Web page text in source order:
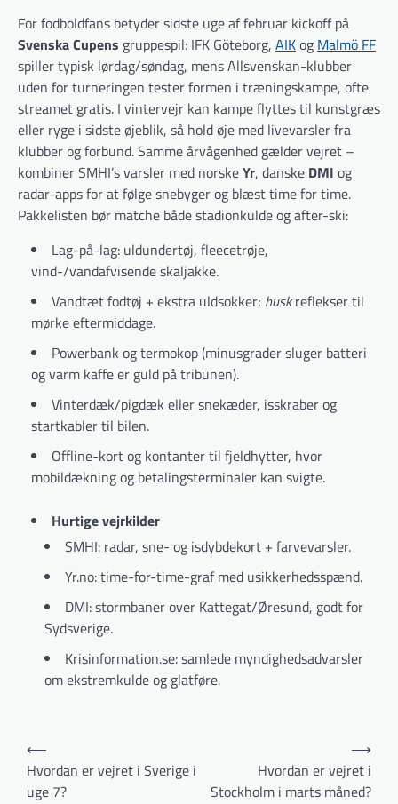
For fodboldfans betyder sidste uge af februar kickoff på
Svenska Cupens gruppespil: IFK Göteborg, AIKog Malmö FF
spiller typisk lørdag/søndag, mens Allsvenskan-klubber
uden for turneringen tester formen i træningskampe, ofte
streamet gratis. I vintervejr kan kampe flyttes til kunstgræs
eller ryge i sidste øjeblik, så hold øje med livevarsler fra
klubber og forbund. Samme årvågenhed gælder vejret –
kombiner SMHI’s varsler med norskeYr, danske DMI og
radar-apps for at følge snebyger og blæst time for time.
Pakkelisten bør matche både stadionkulde og after-ski:
Lag-på-lag: uldundertøj, fleecetrøje,
vind-/vandafvisende skaljakke.
Vandtæt fodtøj + ekstra uldsokker; huskreflekser til
mørke eftermiddage.
Powerbank og termokop (minusgrader sluger batteri
og varm kaffe er guld på tribunen).
Vinterdæk/pigdæk eller snekæder, isskraber og
startkabler til bilen.
Offline-kort og kontanter til fjeldhytter, hvor
mobildækning og betalingsterminaler kan svigte.
Hurtige vejrkilder
SMHI: radar, sne- og isdybdekort + farvevarsler.
Yr.no: time-for-time-graf med usikkerhedsspænd.
DMI: stormbaner over Kattegat/Øresund, godt for
Sydsverige.
Krisinformation.se: samlede myndighedsadvarsler
om ekstremkulde og glatføre.
Indlægsnavigation
⟵
Hvordan er vejret i Sverige i
uge 7?
Hvordan er vejret i
Stockholm i marts måned?
⟶